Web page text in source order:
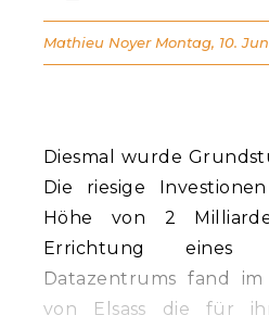
Diesmal wurde
Die riesige
Höhe von 2
Errichtung eines
Datazentrums fand
von Elsass die für
Mathieu Noyer Montag, 10.